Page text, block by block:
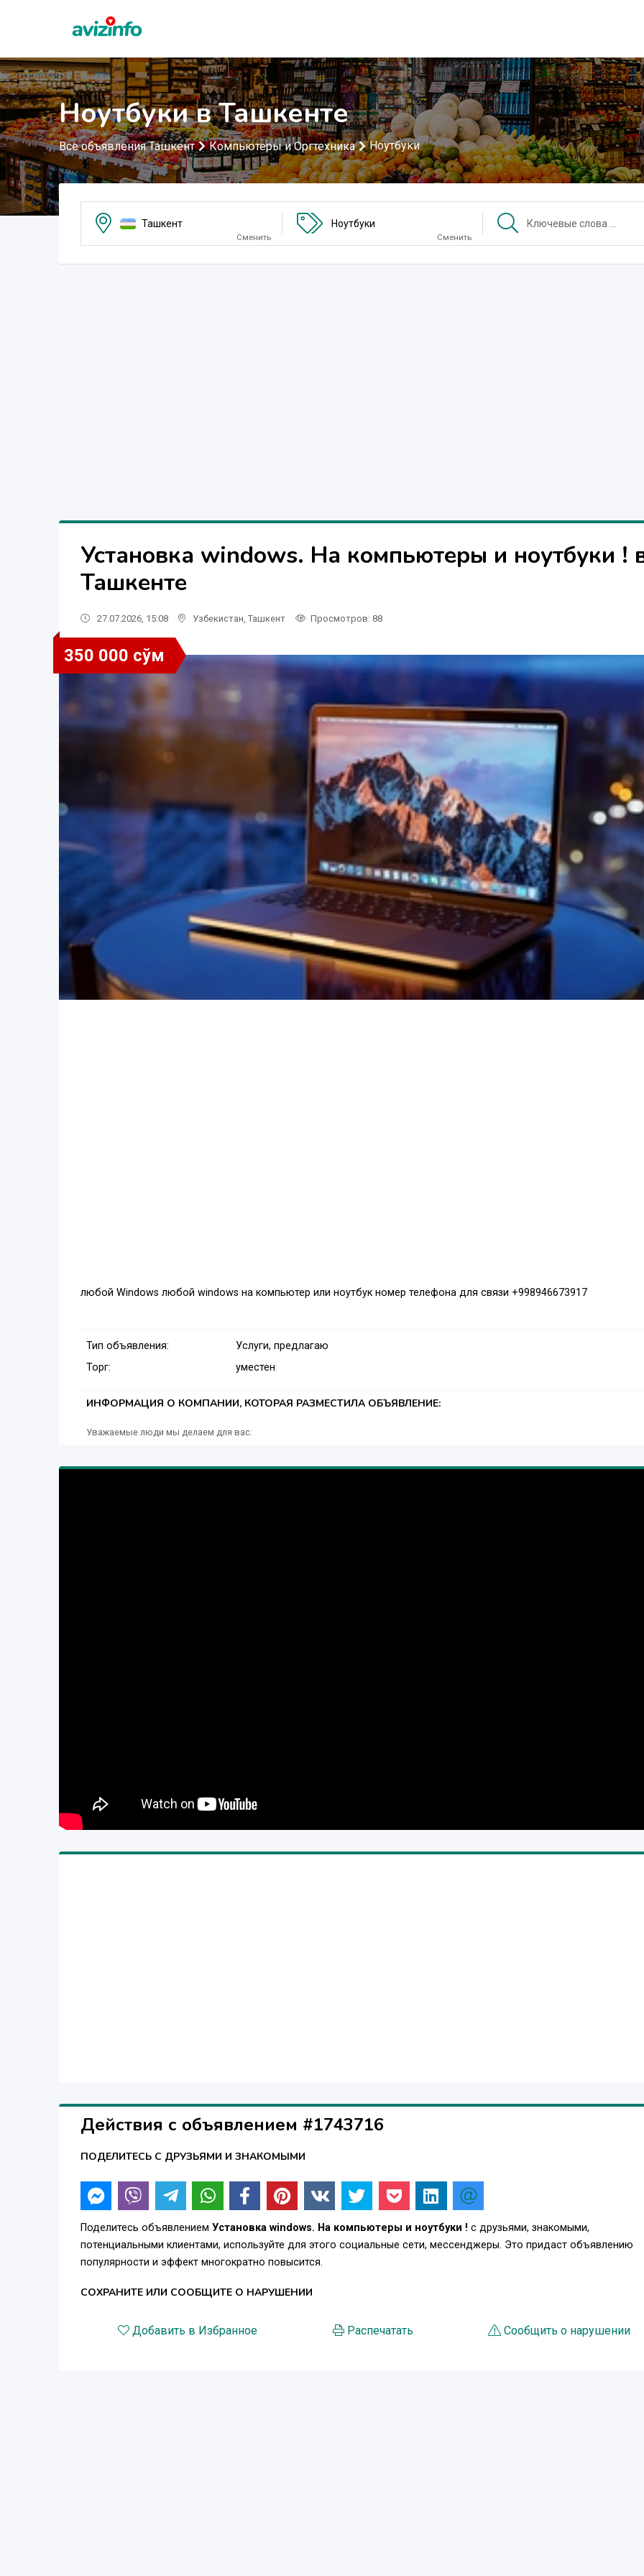
Ноутбуки в Ташкенте
Все объявления Ташкент Компьютеры и Оргтехника Ноутбуки
Ташкент
Сменить
Ноутбуки
Сменить
Установка windows. На компьютеры и ноутбуки !
Ташкенте
27.07.2026, 15:08 Узбекистан Ташкент Просмотров: 88
350 000 сўм
любой Windows любой windows на компьютер или ноутбук номер телефона для связи +998946673917
Тип объявления:
Услуги, предлагаю
Торг:
уместен
ИНФОРМАЦИЯ О КОМПАНИИ, КОТОРАЯ РАЗМЕСТИЛА ОБЪЯВЛЕНИЕ:
Уважаемые люди мы делаем для вас:
Действия с объявлением #1743716
ПОДЕЛИТЕСЬ С ДРУЗЬЯМИ И ЗНАКОМЫМИ
Поделитесь объявлением Установка windows. На компьютеры и ноутбуки ! с друзьями, знакомыми,
потенциальными клиентами, используйте для этого социальные сети, мессенджеры. Это придаст объявлению
популярности и эффект многократно повысится.
СОХРАНИТЕ ИЛИ СООБЩИТЕ О НАРУШЕНИИ
Добавить в Избранное Распечатать Сообщить о нарушении